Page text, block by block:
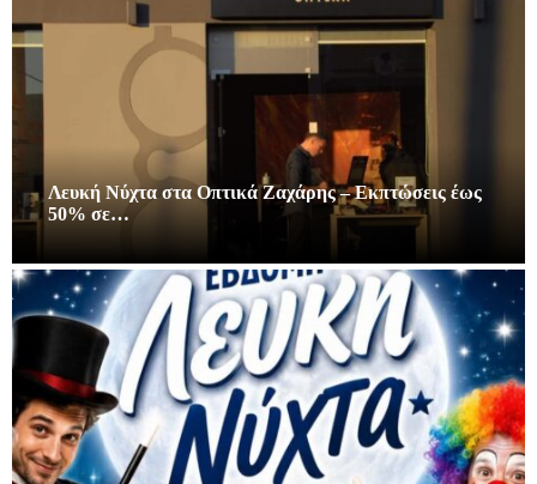
Λευκή Νύχτα στα Οπτικά Ζαχάρης – Εκπτώσεις έως
50% σε…